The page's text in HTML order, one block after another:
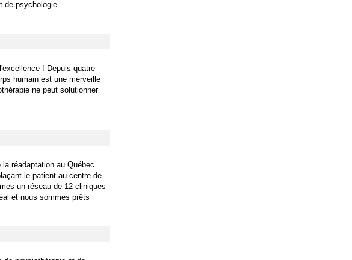
de psychologie.
! Depuis quatre
humain est une merveille
ne peut solutionner
réadaptation au Québec
le patient au centre de
un réseau de 12 cliniques
et nous sommes prêts